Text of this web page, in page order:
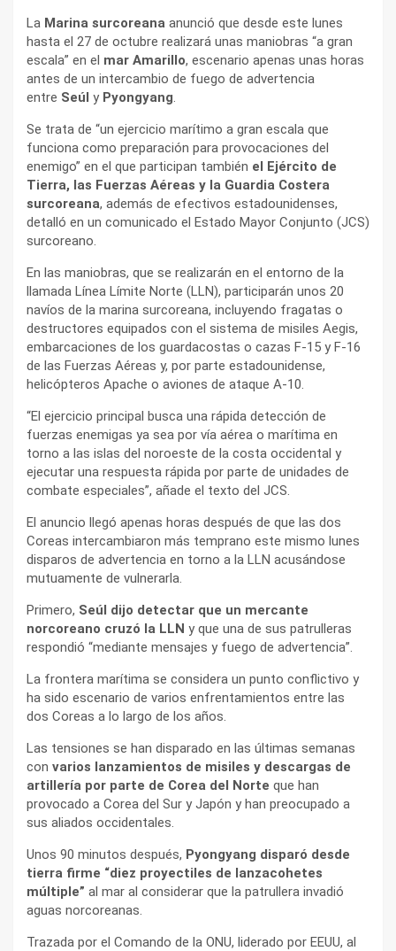
La Marina surcoreana anunció que desde este lunes
hasta el 27 de octubre realizará unas maniobras “a gran
escala” en el mar Amarillo, escenario apenas unas horas
antes de un intercambio de fuego de advertencia
entre Seúl y Pyongyang.
Se trata de “un ejercicio marítimo a gran escala que
funciona como preparación para provocaciones del
enemigo” en el que participan también el Ejército de
Tierra, las Fuerzas Aéreas y la Guardia Costera
surcoreana, además de efectivos estadounidenses,
detalló en un comunicado el Estado Mayor Conjunto (JCS)
surcoreano.
En las maniobras, que se realizarán en el entorno de la
llamada Línea Límite Norte (LLN), participarán unos 20
navíos de la marina surcoreana, incluyendo fragatas o
destructores equipados con el sistema de misiles Aegis,
embarcaciones de los guardacostas o cazas F-15 y F-16
de las Fuerzas Aéreas y, por parte estadounidense,
helicópteros Apache o aviones de ataque A-10.
“El ejercicio principal busca una rápida detección de
fuerzas enemigas ya sea por vía aérea o marítima en
torno a las islas del noroeste de la costa occidental y
ejecutar una respuesta rápida por parte de unidades de
combate especiales”, añade el texto del JCS.
El anuncio llegó apenas horas después de que las dos
Coreas intercambiaron más temprano este mismo lunes
disparos de advertencia en torno a la LLN acusándose
mutuamente de vulnerarla.
Primero, Seúl dijo detectar que un mercante
norcoreano cruzó la LLN y que una de sus patrulleras
respondió “mediante mensajes y fuego de advertencia”.
La frontera marítima se considera un punto conflictivo y
ha sido escenario de varios enfrentamientos entre las
dos Coreas a lo largo de los años.
Las tensiones se han disparado en las últimas semanas
con varios lanzamientos de misiles y descargas de
artillería por parte de Corea del Norte que han
provocado a Corea del Sur y Japón y han preocupado a
sus aliados occidentales.
Unos 90 minutos después, Pyongyang disparó desde
tierra firme “diez proyectiles de lanzacohetes
múltiple” al mar al considerar que la patrullera invadió
aguas norcoreanas.
Trazada por el Comando de la ONU, liderado por EEUU, al